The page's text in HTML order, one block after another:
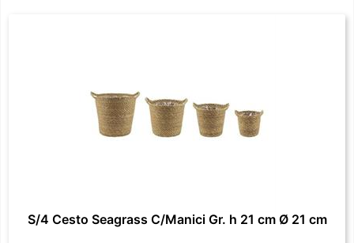
S/4 Cesto Seagrass C/Manici Gr. h 21 cm Ø 21 cm